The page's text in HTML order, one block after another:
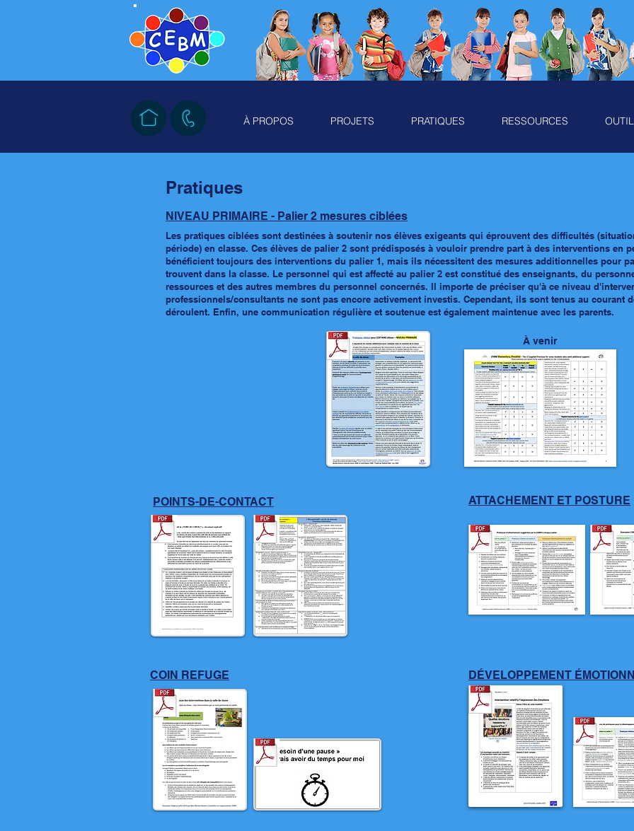
À PROPOS PROJETS PRATIQUES RESSOURCES
Pratiques
NIVEAU PRIMAIRE - Palier 2 mesures ciblées
Les pratiques ciblées sont destinées à soutenir nos élèves exigeants qui éprouvent des difficultés
période) en classe. Ces élèves de palier 2 sont prédisposés à vouloir prendre part à des interventions en p
bénéficient toujours des interventions du palier 1, mais ils nécessitent des mesures additionnelles pour
trouvent dans la classe. Le personnel qui est affecté au palier 2 est constitué des enseignants, du
ressources et des autres membres du personnel concernés. Il importe de préciser qu'à ce niveau
professionnels/consultants ne sont pas encore activement investis. Cependant, ils sont tenus au courant
déroulent. Enfin, une communication régulière et soutenue est également maintenue avec les parents.
​À venir​
POINTS-DE-CONTACT ATTACHEMENT ET POSTURE
COIN REFUGE DÉVELOPPEMENT